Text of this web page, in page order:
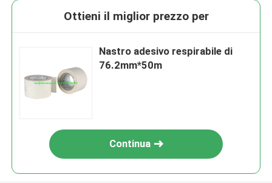
Ottieni il miglior prezzo per
Nastro adesivo respirabile di
76.2mm*50m
Continua